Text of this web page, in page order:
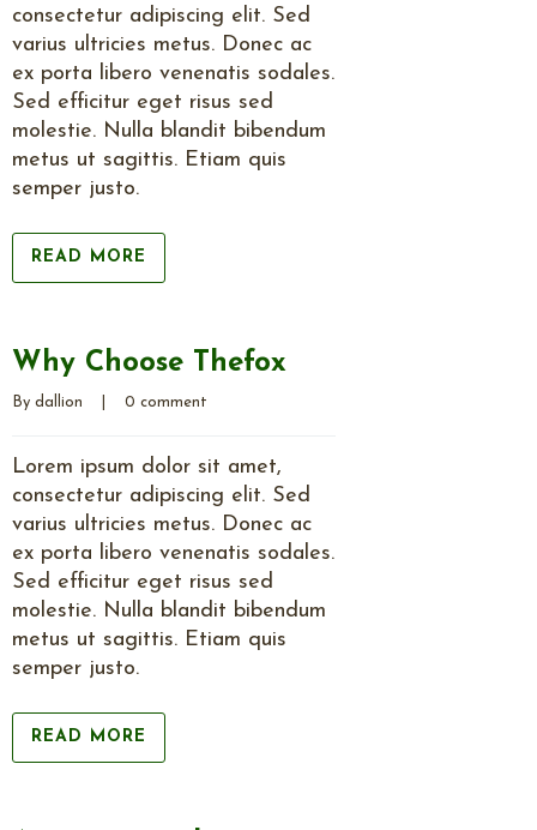
consectetur adipiscing elit. Sed
varius ultricies metus. Donec ac
ex porta libero venenatis sodales.
Sed efficitur eget risus sed
molestie. Nulla blandit bibendum
metus ut sagittis. Etiam quis
semper justo.
READ MORE
Why Choose Thefox
By dallion 0 comment
Lorem ipsum dolor sit amet,
consectetur adipiscing elit. Sed
varius ultricies metus. Donec ac
ex porta libero venenatis sodales.
Sed efficitur eget risus sed
molestie. Nulla blandit bibendum
metus ut sagittis. Etiam quis
semper justo.
READ MORE